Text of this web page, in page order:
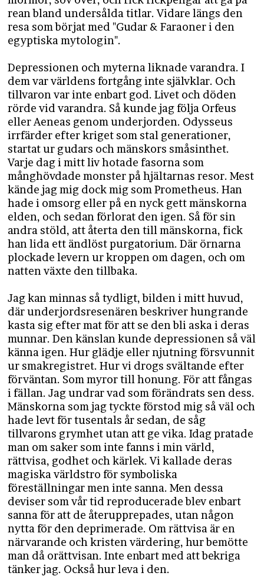
rean bland undersålda titlar. Vidare längs den
resa som börjat med "Gudar & Faraoner i den
egyptiska mytologin".
Depressionen och myterna liknade varandra. I
dem var världens fortgång inte självklar. Och
tillvaron var inte enbart god. Livet och döden
rörde vid varandra. Så kunde jag följa Orfeus
eller Aeneas genom underjorden. Odysseus
irrfärder efter kriget som stal generationer,
startat ur gudars och mänskors småsinthet.
Varje dag i mitt liv hotade fasorna som
månghövdade monster på hjältarnas resor. Mest
kände jag mig dock mig som Prometheus. Han
hade i omsorg eller på en nyck gett mänskorna
elden, och sedan förlorat den igen. Så för sin
andra stöld, att återta den till mänskorna, fick
han lida ett ändlöst purgatorium. Där örnarna
plockade levern ur kroppen om dagen, och om
natten växte den tillbaka.
Jag kan minnas så tydligt, bilden i mitt huvud,
där underjordsresenären beskriver hungrande
kasta sig efter mat för att se den bli aska i deras
munnar. Den känslan kunde depressionen så väl
känna igen. Hur glädje eller njutning försvunnit
ur smakregistret. Hur vi drogs svältande efter
förväntan. Som myror till honung. För att fångas
i fällan. Jag undrar vad som förändrats sen dess.
Mänskorna som jag tyckte förstod mig så väl och
hade levt för tusentals år sedan, de såg
tillvarons grymhet utan att ge vika. Idag pratade
man om saker som inte fanns i min värld,
rättvisa, godhet och kärlek. Vi kallade deras
magiska världstro för symboliska
föreställningar men inte sanna. Men dessa
deviser som vår tid reproducerade blev enbart
sanna för att de återupprepades, utan någon
nytta för den deprimerade. Om rättvisa är en
närvarande och kristen värdering, hur bemötte
man då orättvisan. Inte enbart med att bekriga
tänker jag. Också hur leva i den.